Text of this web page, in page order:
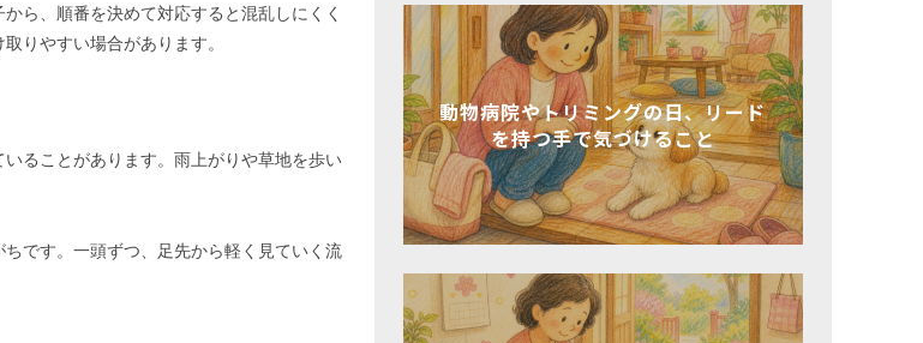
ら、順番を決めて対応すると混乱しにくく
りやすい場合があります。
ることがあります。雨上がりや草地を歩い
です。一頭ずつ、足先から軽く見ていく流
動物病院やトリミングの日、リード
を持つ手で気づけること